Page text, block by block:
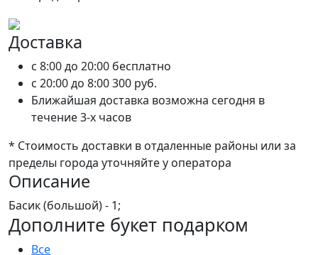
Доставка
c 8:00 до 20:00 бесплатно
c 20:00 до 8:00300 руб.
Ближайшая доставка возможна сегодня в
течение 3-х часов
* Стоимость доставки в отдаленные районы или за
пределы города уточняйте у оператора
Описание
Басик (большой) - 1;
Дополните букет подарком
Все